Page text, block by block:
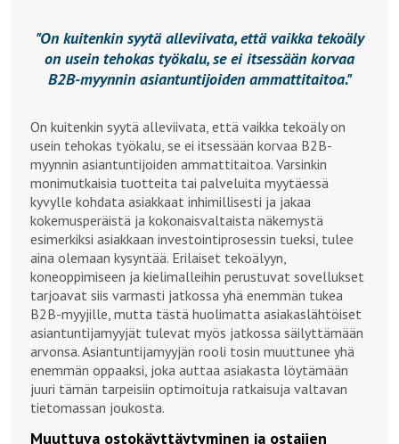
On kuitenkin syytä alleviivata, että vaikka tekoäly
on usein tehokas työkalu, se ei itsessään korvaa
B2B-myynnin asiantuntijoiden ammattitaitoa.
On kuitenkin syytä alleviivata, että vaikka tekoäly on
usein tehokas työkalu, se ei itsessään korvaa B2B-
myynnin asiantuntijoiden ammattitaitoa. Varsinkin
monimutkaisia tuotteita tai palveluita myytäessä
kyvylle kohdata asiakkaat inhimillisesti ja jakaa
kokemusperäistä ja kokonaisvaltaista näkemystä
esimerkiksi asiakkaan investointiprosessin tueksi, tulee
aina olemaan kysyntää. Erilaiset tekoälyyn,
koneoppimiseen ja kielimalleihin perustuvat sovellukset
tarjoavat siis varmasti jatkossa yhä enemmän tukea
B2B-myyjille, mutta tästä huolimatta asiakaslähtöiset
asiantuntijamyyjät tulevat myös jatkossa säilyttämään
arvonsa. Asiantuntijamyyjän rooli tosin muuttunee yhä
enemmän oppaaksi, joka auttaa asiakasta löytämään
juuri tämän tarpeisiin optimoituja ratkaisuja valtavan
tietomassan joukosta.
Muuttuva ostokäyttäytyminen ja ostajien